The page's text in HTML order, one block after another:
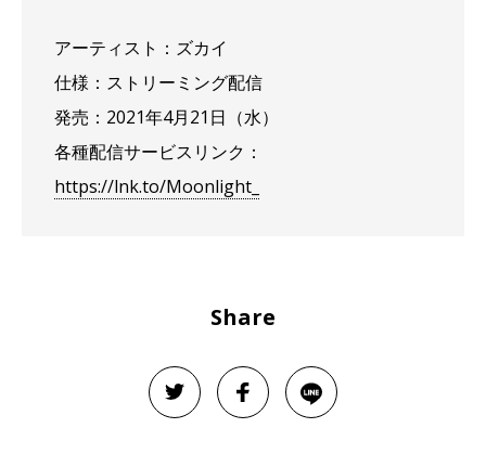
アーティスト：ズカイ
仕様：ストリーミング配信
発売：2021年4月21日（水）
各種配信サービスリンク：
https://lnk.to/Moonlight_
Share